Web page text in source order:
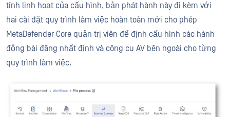
tính linh hoạt của cấu hình, bản phát hành này đi kèm với
hai cài đặt quy trình làm việc hoàn toàn mới cho phép
MetaDefender Core quản trị viên để định cấu hình các hành
động bài đăng nhất định và công cụ AV bên ngoài cho từng
quy trình làm việc.